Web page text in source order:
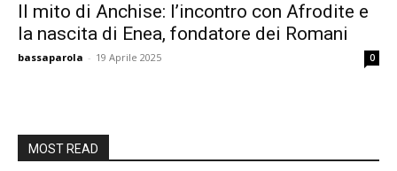
Il mito di Anchise: l’incontro con Afrodite e
la nascita di Enea, fondatore dei Romani
bassaparola - 19 Aprile 2025 0
MOST READ